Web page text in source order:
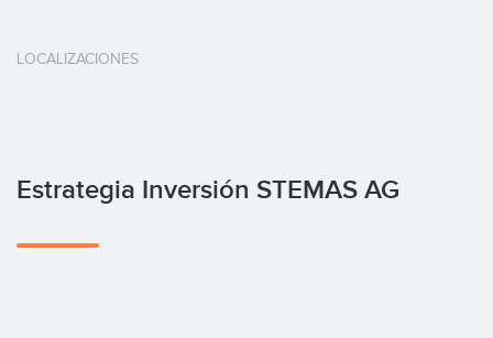
LOCALIZACIONES
Estrategia Inversión STEMAS AG